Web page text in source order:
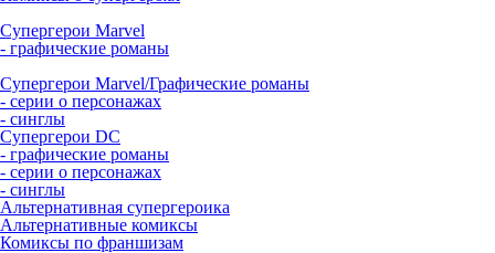
Супергерои Marvel
- графические романы
Супергерои Marvel/Графические романы
- серии о персонажах
- синглы
Супергерои DC
- графические романы
- серии о персонажах
- синглы
Альтернативная супергероика
Альтернативные комиксы
Комиксы по франшизам